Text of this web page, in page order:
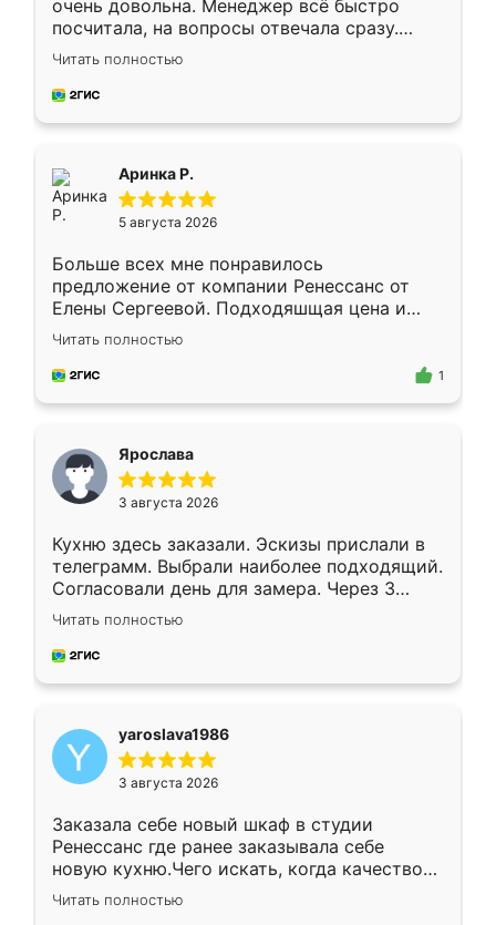
очень довольна. Менеджер всё быстро
посчитала, на вопросы отвечала сразу.
Замерщик приехал в субботу, подошёл к
делу со всей ответственностью. Собрали
за день, ребята работали аккуратно, даже
Читать полностью
Аринка Р.
5 августа 2026
Больше всех мне понравилось
предложение от компании Ренессанс от
Елены Сергеевой. Подходяшщая цена и
короткие сроки изготовления. Приехавший
для замера сотрудник Владислав
предложил по моему эскизу самый
Читать полностью
1
Ярослава
3 августа 2026
Кухню здесь заказали. Эскизы прислали в
телеграмм. Выбрали наиболее подходящий.
Согласовали день для замера. Через 3
недели кухня была уже готова. Остались
довольны работой. Спасибо Ренессанс
мебель за качественную работу!
Читать полностью
yaroslava1986
3 августа 2026
Заказала себе новый шкаф в студии
Ренессанс где ранее заказывала себе
новую кухню.Чего искать, когда качеством
вполне довольна. Служит кухня уже почти
два года, нареканий нет.
Читать полностью